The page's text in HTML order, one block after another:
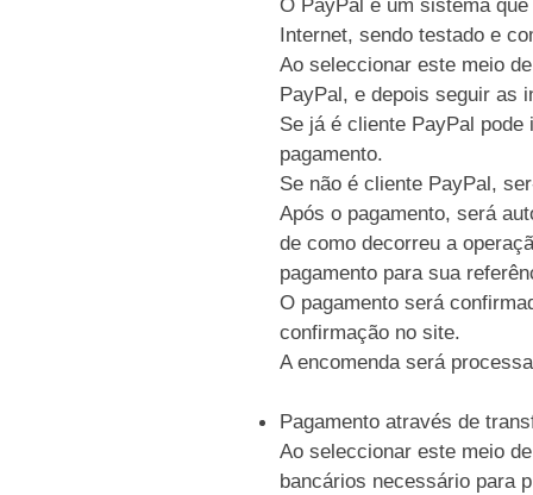
O PayPal é um sistema
Internet, sendo testado e
Ao seleccionar este meio
PayPal, e depois seguir as
Se já é cliente PayPal
pagamento.
Se não é cliente PayPal,
Após o pagamento, será
de como decorreu a
pagamento para sua
O pagamento será
confirmação no site.
A encomenda será
Pagamento através de
Ao seleccionar este meio
bancários necessário para